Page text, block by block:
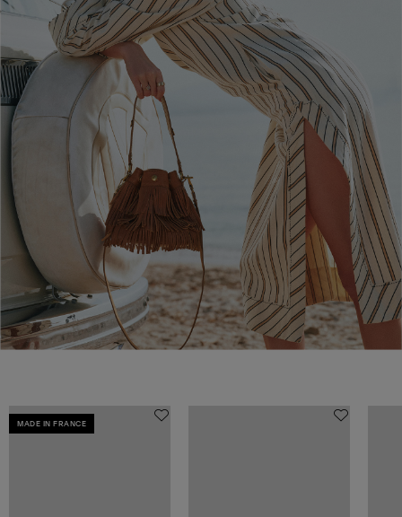
MADE IN FRANCE